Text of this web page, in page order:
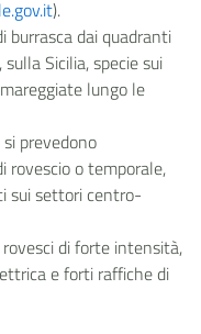
).
burrasca dai quadranti
Sicilia, specie sui
lungo le
prevedono
rovescio o temporale,
sui settori centro-
di forte intensità,
e forti raffiche di